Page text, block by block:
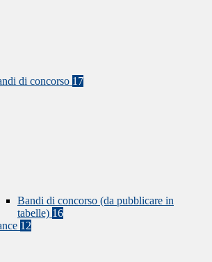
di concorso 17
Bandi di concorso (da pubblicare in
tabelle) 16
12